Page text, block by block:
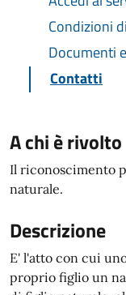
Condizioni
Documenti
Contatti
A chi è rivolto
Il riconoscimento
naturale.
Descrizione
E' l'atto con cui
proprio figlio un